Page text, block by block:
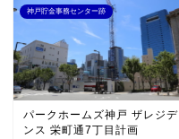
神戸貯金事務センター跡
パークホームズ神戸 ザレジデ
ンス 栄町通7丁目計画